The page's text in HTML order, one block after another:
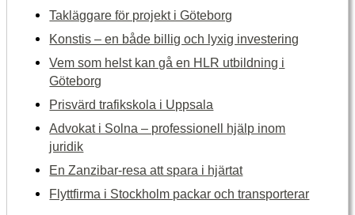
Takläggare för projekt i Göteborg
Konstis – en både billig och lyxig investering
Vem som helst kan gå en HLR utbildning i
Göteborg
Prisvärd trafikskola i Uppsala
Advokat i Solna – professionell hjälp inom
juridik
En Zanzibar-resa att spara i hjärtat
Flyttfirma i Stockholm packar och transporterar